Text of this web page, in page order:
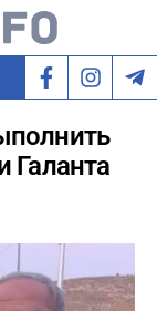
Галанта